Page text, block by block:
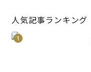
人気記事ランキング